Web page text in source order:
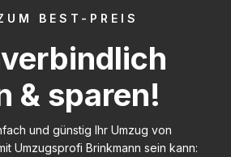
BEST-PREIS
& sparen!
und günstig Ihr Umzug von
Umzugsprofi Brinkmann sein kann: